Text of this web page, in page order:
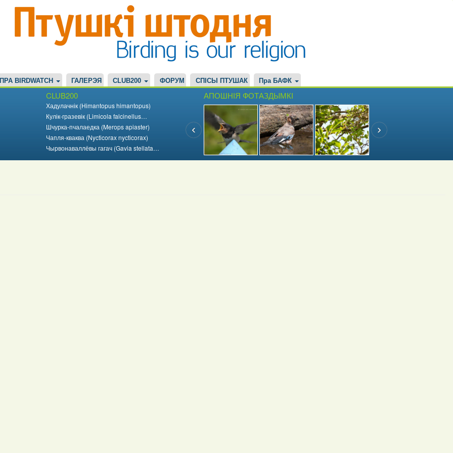
ПРА BIRDWATCH ГАЛЕРЭЯ CLUB200 ФОРУМ СПІСЫ ПТУШАК Пра БАФК
CLUB200
Хадулачнік (Himantopus himantopus)
Кулік-гразевік (Limicola falcinellus…
Шчурка-пчалаедка (Merops apiaster)
Чапля-кваква (Nycticorax nycticorax)
Чырвонаваллёвы гагач (Gavia stellata…
АПОШНІЯ ФОТАЗДЫМКІ